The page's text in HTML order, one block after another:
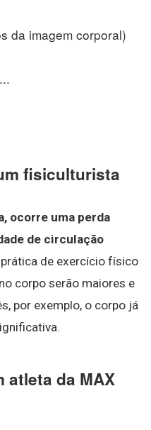
da imagem corporal)
fisiculturista
ocorre uma perda
de circulação
prática de exercício físico
corpo serão maiores e
por exemplo, o corpo já
atleta da MAX